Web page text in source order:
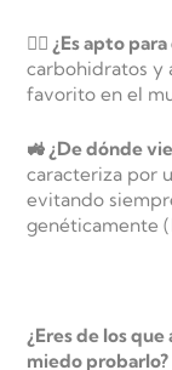
🏃‍♂️ ¿Es apto
carbohidratos y
favorito en el
🚜 ¿De dónde
caracteriza por
evitando
genéticamente
¿Eres de los
miedo probarlo?